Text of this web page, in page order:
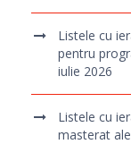
Listele cu
pentru
iulie 2026
Listele cu
masterat